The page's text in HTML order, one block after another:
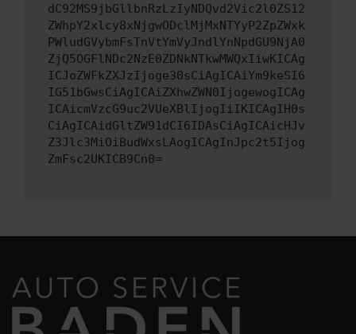
dC92MS9jbGllbnRzLzIyNDQvd2Vic2l0ZS12
ZWhpY2xlcy8xNjgwODclMjMxNTYyP2ZpZWxk
PWludGVybmFsTnVtYmVyJndlYnNpdGU9NjA0
ZjQ5OGFlNDc2NzE0ZDNkNTkwMWQxIiwKICAg
ICJoZWFkZXJzIjoge30sCiAgICAiYm9keSI6
IG51bGwsCiAgICAiZXhwZWN0IjogewogICAg
ICAicmVzcG9uc2VUeXBlIjogIiIKICAgIH0s
CiAgICAidGltZW91dCI6IDAsCiAgICAicHJv
Z3Jlc3MiOiBudWxsLAogICAgInJpc2t5Ijog
ZmFsc2UKICB9Cn0=